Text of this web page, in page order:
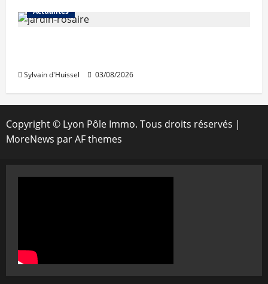
Actualités
Sylvain d'Huissel 03/08/2026
Copyright © Lyon Pôle Immo. Tous droits réservés |
MoreNews par AF themes